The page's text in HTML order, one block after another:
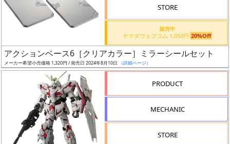
ス
ル
STORE
販売中
ヤマダウェブコム 1,050円 20%Off
アクションベース6［クリアカラー］ミラーシールセット
メーカー希望小売価格 1,320円 / 発売日 2024年8月10日 （詳細ページ）
PRODUCT
MECHANIC
STORE